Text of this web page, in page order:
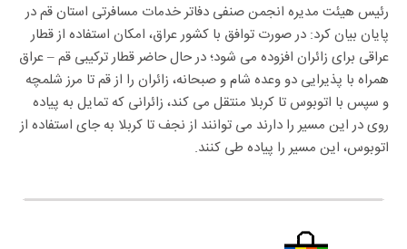
رئیس هیئت مدیره انجمن صنفی دفاتر خدمات مسافرتی استان قم در
پایان بیان کرد: در صورت توافق با کشور عراق، امکان استفاده از قطار
عراقی برای زائران افزوده می شود؛ در حال حاضر قطار ترکیبی قم – عراق
همراه با پذیرایی دو وعده شام و صبحانه، زائران را از قم تا مرز شلمچه
و سپس با اتوبوس تا کربلا منتقل می کند، زائرانی که تمایل به پیاده
روی در این مسیر را دارند می توانند از نجف تا کربلا به جای استفاده از
اتوبوس، این مسیر را پیاده طی کنند.